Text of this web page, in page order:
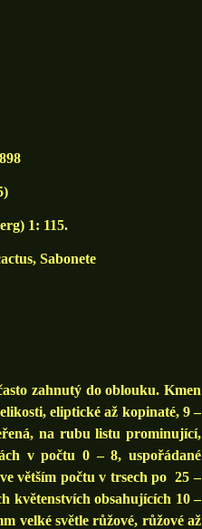
1: 115.
Sabonete
zahnutý do oblouku. Kmen
eliptické až kopinaté, 9 –
na rubu listu prominující,
v počtu 0 – 8, uspořádané
větším počtu v trsech po 25 –
květenstvích obsahujících 10 –
velké světle růžové, růžové až